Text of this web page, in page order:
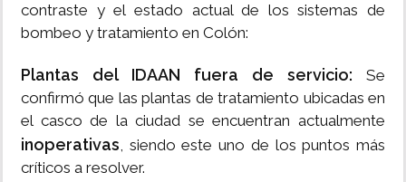
contraste y el estado actual de los sistemas de
bombeo y tratamiento en Colón:
Plantas del IDAAN fuera de servicio: Se
confirmó que las plantas de tratamiento ubicadas en
el casco de la ciudad se encuentran actualmente
inoperativas, siendo este uno de los puntos más
críticos a resolver.